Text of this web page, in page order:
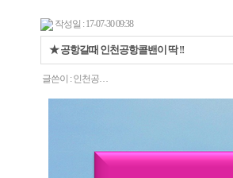
작성일 : 17-07-30 09:38
★ 공항갈때 인천공항콜밴이 딱 !!
글쓴이 : 인천공…